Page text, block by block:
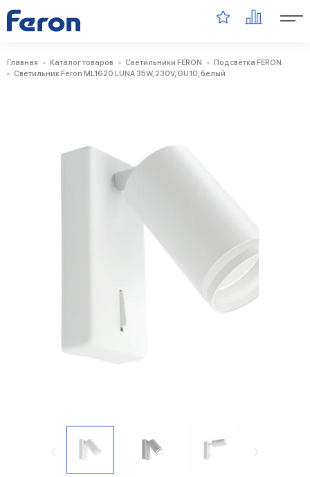
Главная Каталог товаров Светильники FERON
Подсветка FERON
Светильник Feron ML1620 LUNA 35W, 230V, GU10, белый